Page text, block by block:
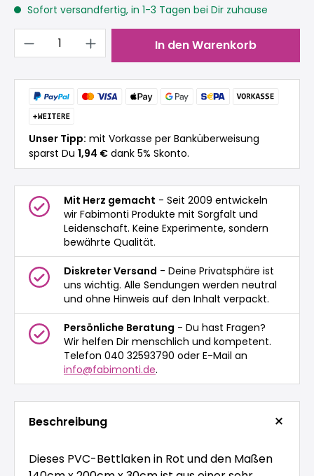
Sofort versandfertig, in 1-3 Tagen bei Dir zuhause
Produkt Anzahl: Gib den
In den Warenkorb
Unser Tipp: mit Vorkasse per Banküberweisung
sparst Du 1,94 € dank 5% Skonto.
Mit Herz gemacht - Seit 2009 entwickeln
wir Fabimonti Produkte mit Sorgfalt und
Leidenschaft. Keine Experimente, sondern
bewährte Qualität.
Diskreter Versand - Deine Privatsphäre ist
uns wichtig. Alle Sendungen werden neutral
und ohne Hinweis auf den Inhalt verpackt.
Persönliche Beratung - Du hast Fragen?
Wir helfen Dir menschlich und kompetent.
Telefon 040 32593790 oder E-Mail an
info@fabimonti.de.
Beschreibung
Dieses PVC-Bettlaken in Rot und den Maßen